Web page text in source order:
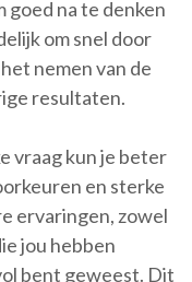
goed na te denken
om snel door
nemen van de
resultaten.
vraag kun je beter
en sterke
ervaringen, zowel
jou hebben
bent geweest. Dit